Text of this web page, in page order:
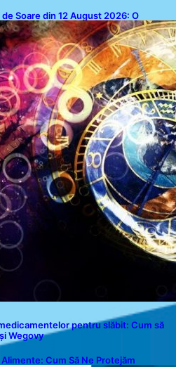
de Soare din 12 August 2026: O
asupra Trei Zodii și a Ciclului de
pentru slăbit: Cum să
Wegovy
Cum Să Ne Protejăm